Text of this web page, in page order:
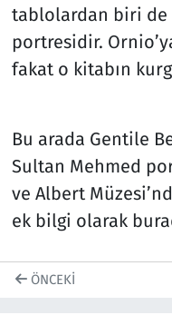
tablolardan biri de
portresidir.
fakat o kitabın
Bu arada Gentile
Sultan Mehmed
ve Albert
ek bilgi olarak
ÖNCEKI